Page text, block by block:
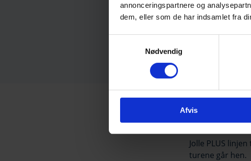
annonceringspartnere og
dem, eller som de har indsamlet fra
Nødvendig
Afvis
• Linjeture
Linjeture
Jolle PLUS
turene går hen.